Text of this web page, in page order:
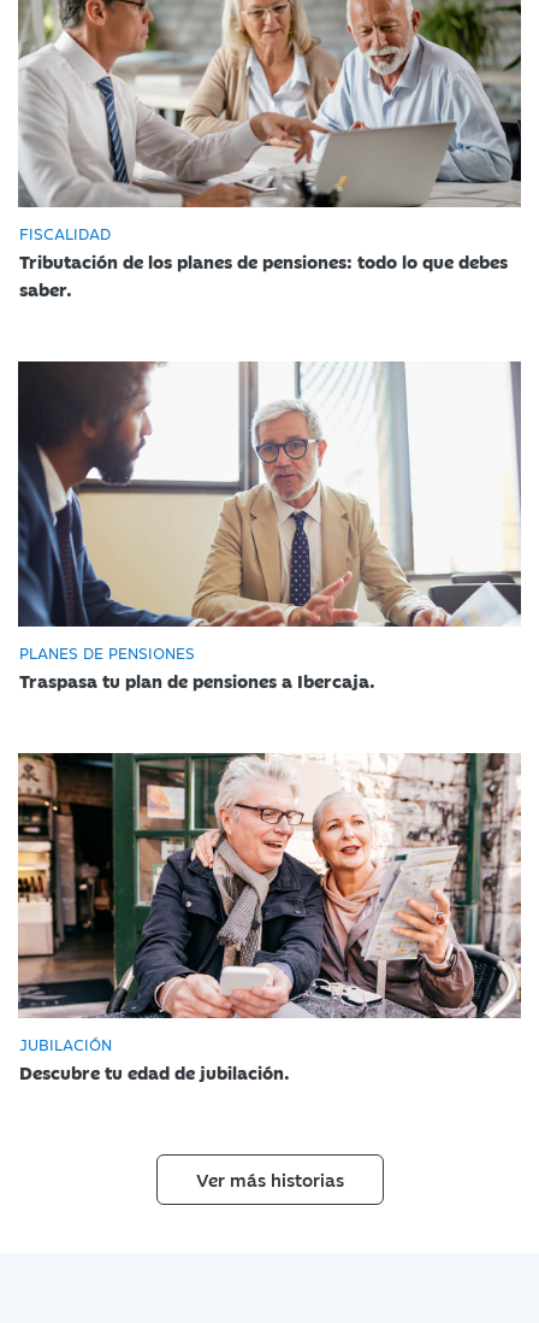
FISCALIDAD
Tributación de los planes de pensiones: todo lo que debes
saber.
PLANES DE PENSIONES
Traspasa tu plan de pensiones a Ibercaja.
JUBILACIÓN
Descubre tu edad de jubilación.
Ver más historias